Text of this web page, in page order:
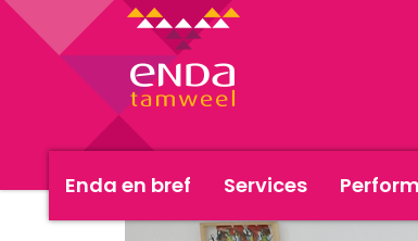
Enda en bref Services